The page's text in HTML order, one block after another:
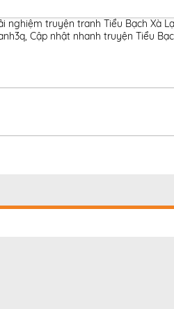
nghiệm truyện tranh Tiểu Bạch Xà
, Cập nhật nhanh truyện Tiểu